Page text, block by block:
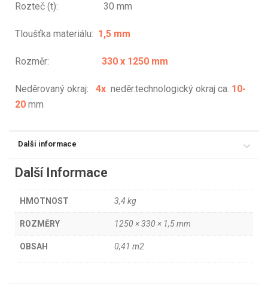
Rozteč (t): 30 mm
Tloušťka materiálu: 1,5 mm
Rozměr: 330 x 1250 mm
Neděrovaný okraj: 4x neděr.technologický okraj ca. 10-
20 mm
Další informace
Další Informace
HMOTNOST 3,4 kg
ROZMĚRY 1250 × 330 × 1,5 mm
OBSAH 0,41 m2